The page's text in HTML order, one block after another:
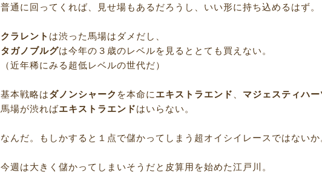
普通に回ってくれば、見せ場もあるだろうし、いい形に持ち込めるはず。
クラレント は渋った馬場はダメだし、
タガノブルグは今年の３歳のレベルを見るととても買えない。
（近年稀にみる超低レベルの世代だ）
基本戦略はダノンシャーク を本命にエキストラエンド 、 マジェスティハー
馬場が渋ればエキストラエンドはいらない。
なんだ。もしかすると１点で儲かってしまう超オイシイレースではないか
今週は大きく儲かってしまいそうだと皮算用を始めた江戸川。